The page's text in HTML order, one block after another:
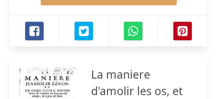
La maniere
d'amolir les os, et